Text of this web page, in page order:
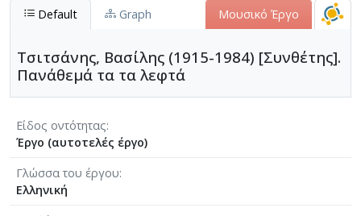
Default Graph Μουσικό Έργο
Τσιτσάνης, Βασίλης (1915-1984) [Συνθέτης].
Πανάθεμά τα τα λεφτά
Είδος οντότητας
Έργο (αυτοτελές έργο)
Γλώσσα του έργου
Ελληνική